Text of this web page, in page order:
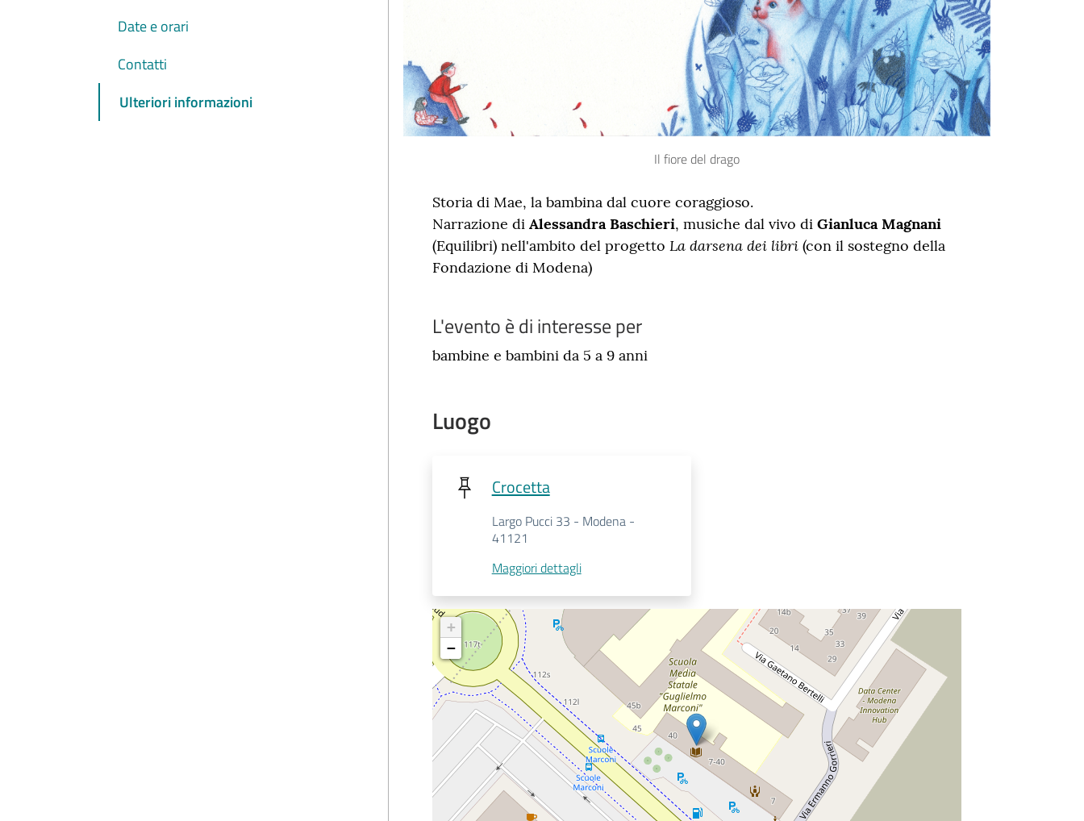
Date e orari
Contatti
Ulteriori informazioni
Il fiore del drago
Storia di Mae, la bambina dal cuore coraggioso.
Narrazione di Alessandra Baschieri, musiche dal vivo di Gianluca Magnani
(Equilibri) nell'ambito del progetto La darsena dei libri(con il sostegno della
Fondazione di Modena)
L'evento è di interesse per
bambine e bambini da 5 a 9 anni
Luogo
Crocetta
Largo Pucci 33 - Modena -
41121
Maggiori dettagli
+
−